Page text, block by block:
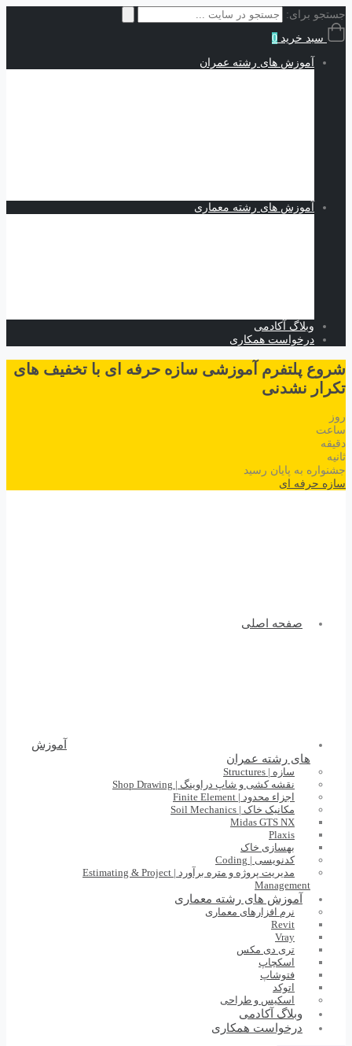
جستجو برای:
سبد خرید 0
آموزش های رشته عمران
آموزش های رشته معماری
وبلاگ آکادمی
درخواست همکاری
شروع پلتفرم آموزشی سازه حرفه ای با تخفیف های
تکرار نشدنی
روز
ساعت
دقیقه
ثانیه
جشنواره به پایان رسید
سازه حرفه ای
صفحه اصلی
آموزش
های رشته عمران
سازه | Structures
نقشه کشی و شاپ دراوینگ | Shop Drawing
اجزاء محدود | Finite Element
مکانیک خاک | Soil Mechanics
Midas GTS NX
Plaxis
بهسازی خاک
کدنویسی | Coding
مدیریت پروژه و متره برآورد | Estimating & Project
Management
آموزش های رشته معماری
نرم افزارهای معماری
Revit
Vray
تری دی مکس
اسکچاپ
فتوشاپ
اتوکد
اسکیس و طراحی
وبلاگ آکادمی
درخواست همکاری